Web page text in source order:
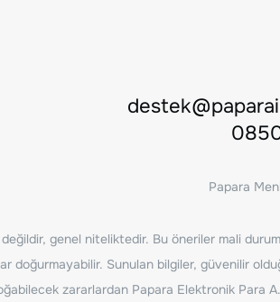
Papara
değildir, genel niteliktedir. Bu öneriler mali
doğurmayabilir. Sunulan bilgiler, güvenilir
zararlardan Papara Elektronik Para